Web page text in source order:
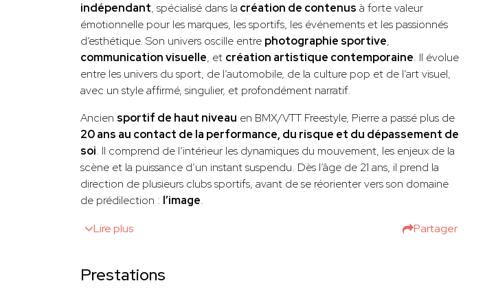
indépendant, spécialisé dans la création de contenus à forte valeur
émotionnelle pour les marques, les sportifs, les événements et les passionnés
d’esthétique. Son univers oscille entre photographie sportive,
communication visuelle, et création artistique contemporaine. Il évolue
entre les univers du sport, de l’automobile, de la culture pop et de l’art visuel,
avec un style affirmé, singulier, et profondément narratif.
Ancien sportif de haut niveau en BMX/VTT Freestyle, Pierre a passé plus de
20 ans au contact de la performance, du risque et du dépassement de
soi. Il comprend de l’intérieur les dynamiques du mouvement, les enjeux de la
scène et la puissance d’un instant suspendu. Dès l’âge de 21 ans, il prend la
direction de plusieurs clubs sportifs, avant de se réorienter vers son domaine
de prédilection : l’image.
Lire plus
Partager
Prestations